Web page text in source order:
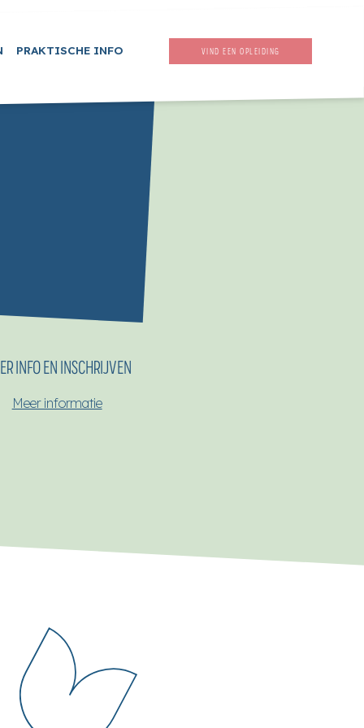
PRAKTISCHE INFO VIND EEN OPLEIDING
INFO EN INSCHRIJVEN
Meer informatie